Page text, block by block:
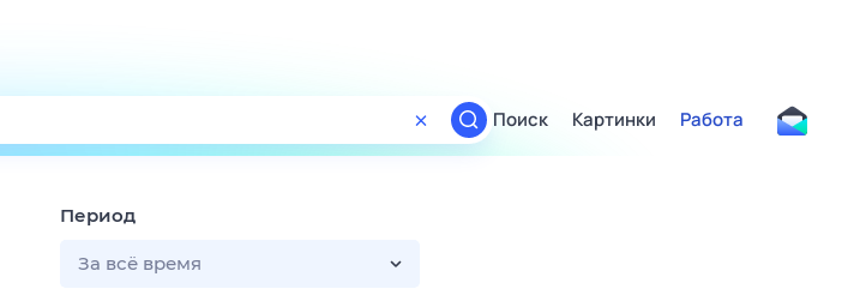
Поиск
ТВ-программа
Поиск Картинки Работа
Период
За всё время